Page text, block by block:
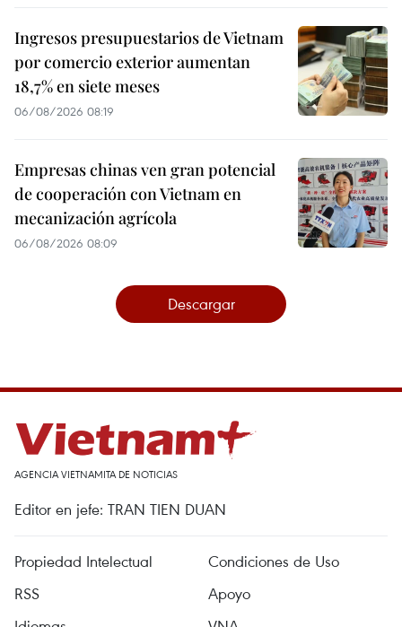
Ingresos presupuestarios de Vietnam
por comercio exterior aumentan
18,7% en siete meses
06/08/2026 08:19
Empresas chinas ven gran potencial
de cooperación con Vietnam en
mecanización agrícola
06/08/2026 08:09
Descargar
AGENCIA VIETNAMITA DE NOTICIAS
Editor en jefe: TRAN TIEN DUAN
Propiedad Intelectual
Condiciones de Uso
RSS
Apoyo